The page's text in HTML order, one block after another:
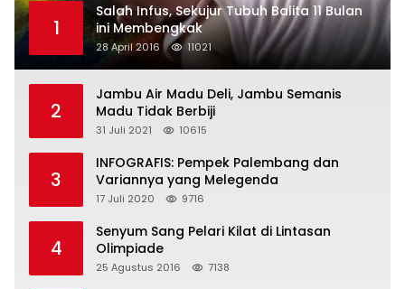
1
Salah Infus, Sekujur Tubuh Balita 11 Bulan
ini Membengkak
28 April 2016 11021
2
Jambu Air Madu Deli, Jambu Semanis
Madu Tidak Berbiji
31 Juli 2021 10615
3
INFOGRAFIS: Pempek Palembang dan
Variannya yang Melegenda
17 Juli 2020 9716
4
Senyum Sang Pelari Kilat di Lintasan
Olimpiade
25 Agustus 2016 7138